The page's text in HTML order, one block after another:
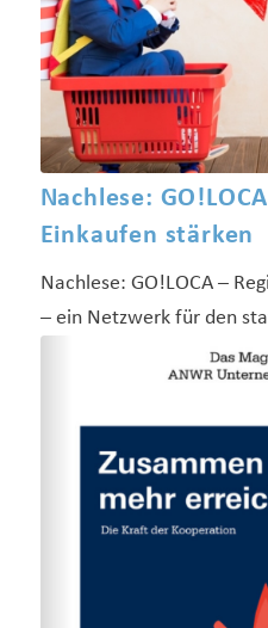
Nachlese:
Einkaufen stärken
Nachlese: GO!LOCA –
– ein Netzwerk für den